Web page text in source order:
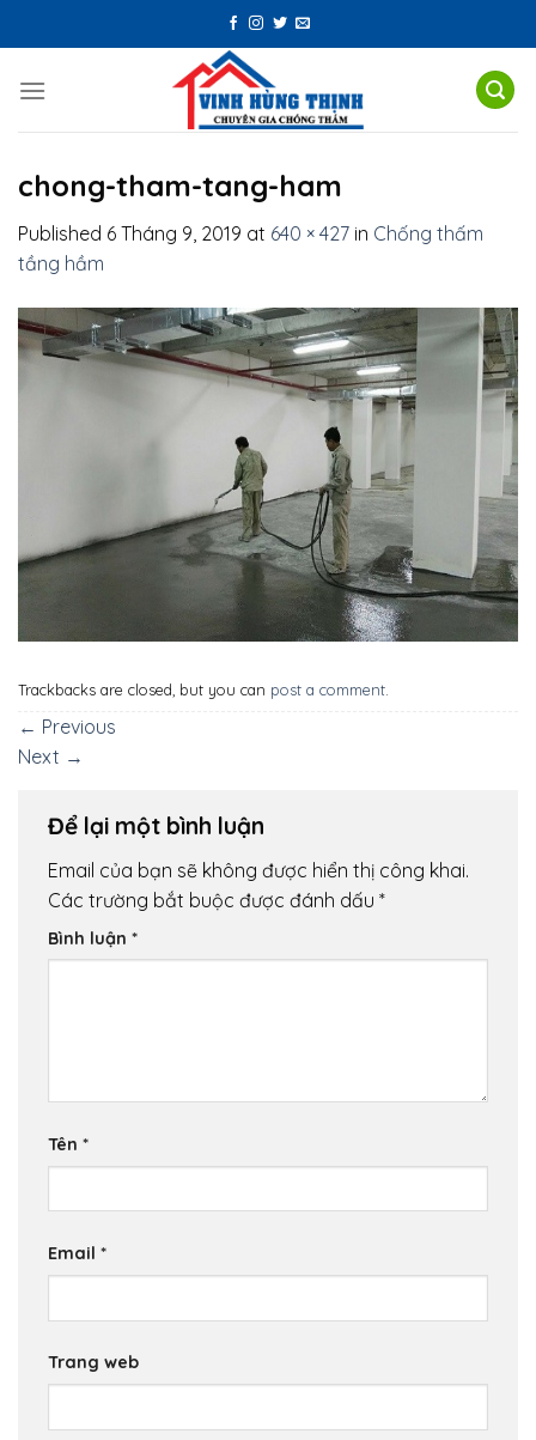
to
chong-tham-tang-ham
Published 6 Tháng 9, 2019 at 640 × 427 in Chống thấm
tầng hầm
Trackbacks are closed, but you can post a comment.
← Previous
Next →
Để lại một bình luận
Email của bạn sẽ không được hiển thị công khai.
Các trường bắt buộc được đánh dấu *
Bình luận *
Tên *
Email *
Trang web